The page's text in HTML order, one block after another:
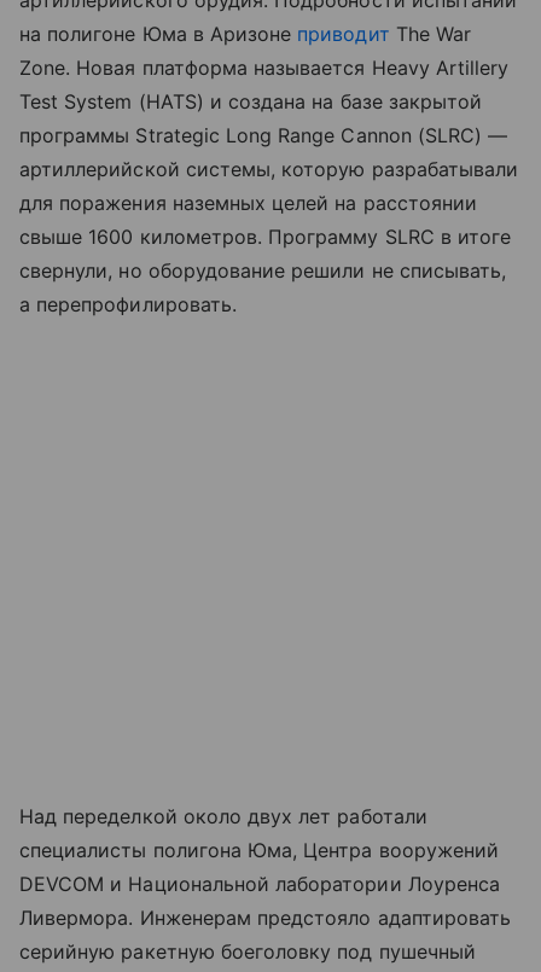
на полигоне Юма в Аризоне приводит The War
Zone. Новая платформа называется Heavy Artillery
Test System (HATS) и создана на базе закрытой
программы Strategic Long Range Cannon (SLRC) —
артиллерийской системы, которую разрабатывали
для поражения наземных целей на расстоянии
свыше 1600 километров. Программу SLRC в итоге
свернули, но оборудование решили не списывать,
а перепрофилировать.
Над переделкой около двух лет работали
специалисты полигона Юма, Центра вооружений
DEVCOM и Национальной лаборатории Лоуренса
Ливермора. Инженерам предстояло адаптировать
серийную ракетную боеголовку под пушечный